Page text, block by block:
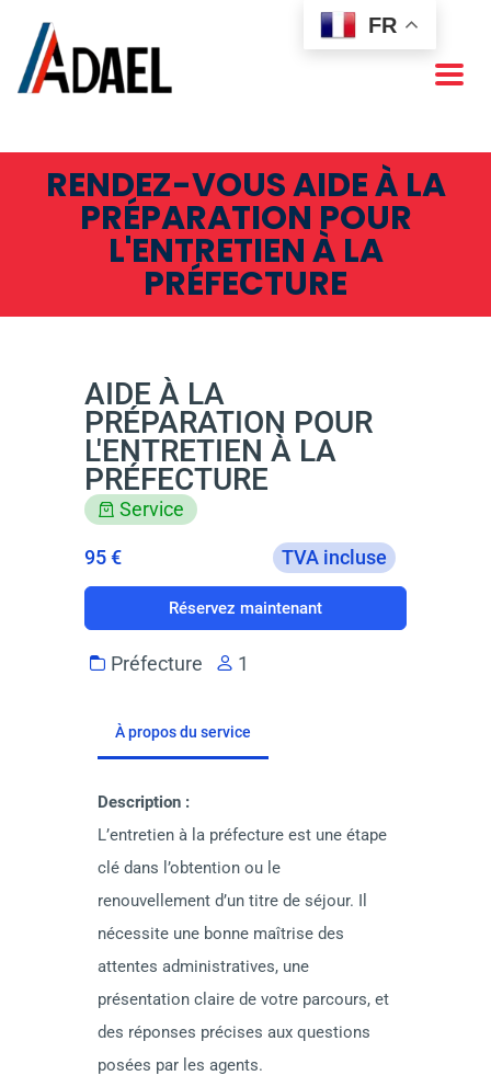
FR
RENDEZ-VOUS AIDE À LA
PRÉPARATION POUR
L'ENTRETIEN À LA
PRÉFECTURE
AIDE À LA
PRÉPARATION POUR
L'ENTRETIEN À LA
PRÉFECTURE
Service
95 € TVA incluse
Réservez maintenant
Préfecture 1
À propos du service
Description :
L’entretien à la préfecture est une étape
clé dans l’obtention ou le
renouvellement d’un titre de séjour. Il
nécessite une bonne maîtrise des
attentes administratives, une
présentation claire de votre parcours, et
des réponses précises aux questions
posées par les agents.